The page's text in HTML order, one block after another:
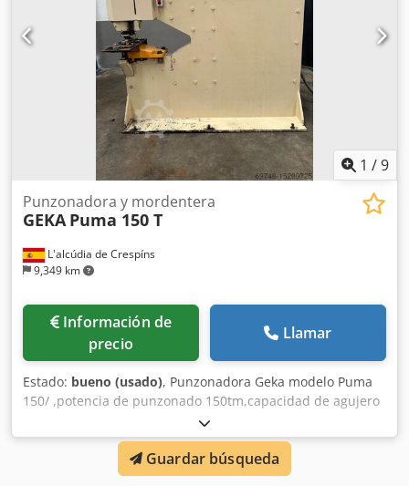
1 /9
L'alcúdia de Crespíns
9,349 km
Punzonadora y mordentera
GEKA Puma 150 T
Información de
precio
Llamar
Estado: bueno (usado), Punzonadora Geka modelo Puma
150/ ,potencia de punzonado 150tm,capacidad de agujero
diametro 40 x28,escote 750mm, en buen estado Dwodpfx
Aort Rrzep Isa
Guardar búsqueda